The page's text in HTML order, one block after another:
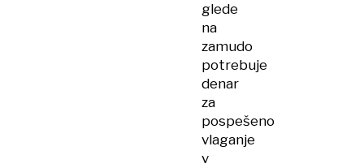
glede
na
zamudo
potrebuje
denar
za
pospešeno
vlaganje
v